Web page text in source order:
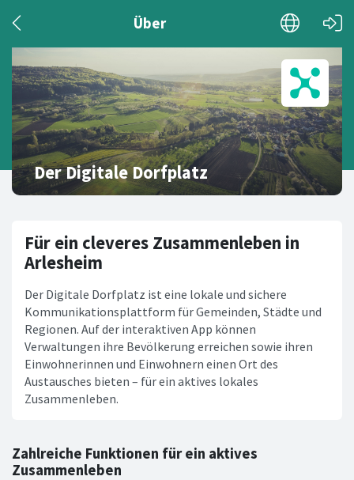
Über
Der Digitale Dorfplatz
Für ein cleveres Zusammenleben in
Arlesheim
Der Digitale Dorfplatz ist eine lokale und sichere
Kommunikationsplattform für Gemeinden, Städte und
Regionen. Auf der interaktiven App können
Verwaltungen ihre Bevölkerung erreichen sowie ihren
Einwohnerinnen und Einwohnern einen Ort des
Austausches bieten – für ein aktives lokales
Zusammenleben.
Zahlreiche Funktionen für ein aktives
Zusammenleben